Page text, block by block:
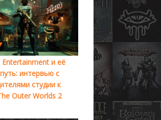
Entertainment и её
интервью с
студии к
Outer Worlds 2